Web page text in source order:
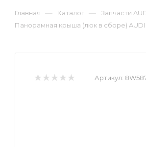
Главная — Каталог — Запчасти
Панорамная крыша (люк в сборе) AUDI
Артикул: